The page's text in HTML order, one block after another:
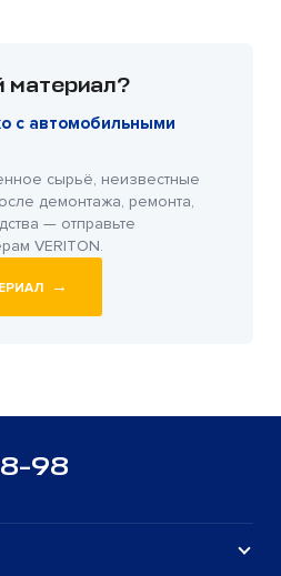
материал?
с автомобильными
сырьё, неизвестные
демонтажа, ремонта,
— отправьте
VERITON.
→
98